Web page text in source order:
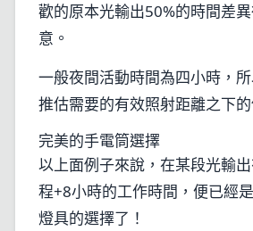
歡的原本光輸出50%的時間差
意。
一般夜間活動時間為四小時，
推估需要的有效照射距離之下的
完美的手電筒選擇
以上面例子來說，在某段光輸
程+8小時的工作時間，便已經
燈具的選擇了！